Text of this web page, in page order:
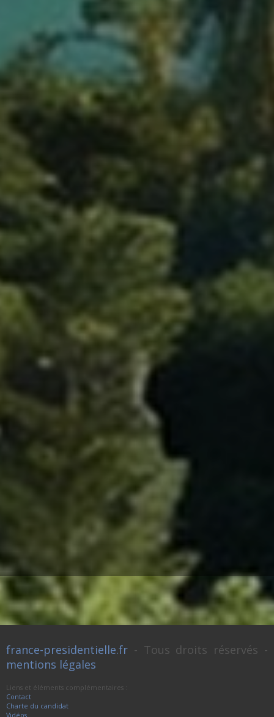
france-presidentielle.fr - Tous droits réservés -
mentions légales
Liens et éléments complémentaires :
Contact
Charte du candidat
Vidéos